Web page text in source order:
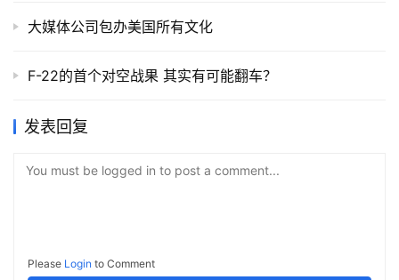
大媒体公司包办美国所有文化
F-22的首个对空战果 其实有可能翻车？
发表回复
You must be logged in to post a comment...
Please Login to Comment